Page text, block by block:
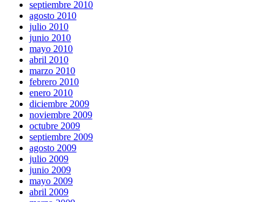
septiembre 2010
agosto 2010
julio 2010
junio 2010
mayo 2010
abril 2010
marzo 2010
febrero 2010
enero 2010
diciembre 2009
noviembre 2009
octubre 2009
septiembre 2009
agosto 2009
julio 2009
junio 2009
mayo 2009
abril 2009